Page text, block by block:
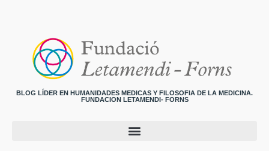
BLOG LÍDER EN HUMANIDADES MEDICAS Y FILOSOFIA DE LA MEDICINA.
FUNDACION LETAMENDI- FORNS